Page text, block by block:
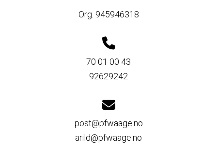
Org. 945946318
70 01 00 43
92629242
post@pfwaage.no
arild@pfwaage.no